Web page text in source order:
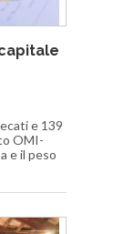
e 139
OMI-
e il peso